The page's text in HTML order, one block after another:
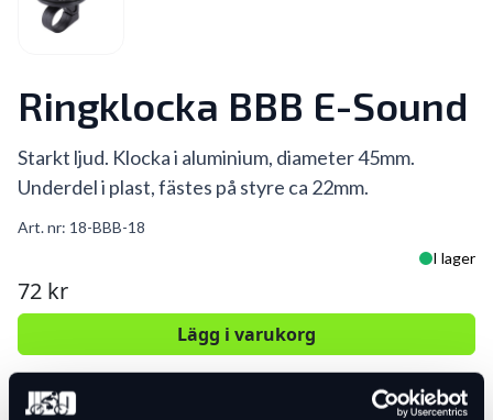
Ringklocka BBB E-Sound
Starkt ljud. Klocka i aluminium, diameter 45mm.
Underdel i plast, fästes på styre ca 22mm.
Art. nr: 18-BBB-18
I lager
72 kr
Lägg i varukorg